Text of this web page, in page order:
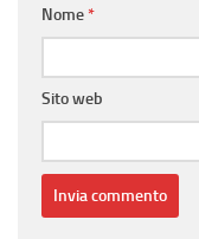
Nome*
Sito web